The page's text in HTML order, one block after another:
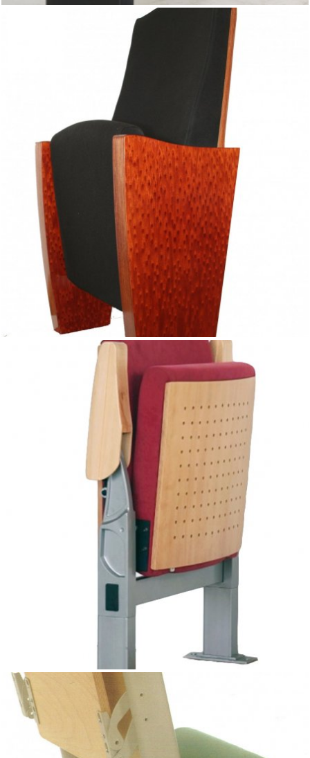
WYTRZYMAŁOŚĆ NA ODKSZTAŁCENIA.
POŁĄCZENIE NÓG FOTELA METALOWYM
MOSTKIEM ZAPEWNIA STABILNOŚĆ
I WYTRZYMAŁOŚĆ FOTELA ORAZ
SZTYWNOŚĆ CAŁYCH RZĘDÓW.
Fabryka Pomocy Naukowych z Kartuz wykona fotele
kinowe lub teatralne na zamówienie zgodnie z
wymaganiami inwestora.
Dopasujemy do wysokości stopni, szerokości
pomieszczenia lub innych wymagań. Mechanizm składania
siedziska dobrany będzie do Państwa potrzeb.
Wykończenia sklejkowe i tapicerowane posiadają
wymagane atesty.
Zapraszamy do kontaktu fpn@fpn.pl
Masz pytania? Zadzwoń!
(058) 681 03 57
lub (058) 681 03 58
Fotel AK PLUS przeznaczony do sal teatralnych,
konferencyjnych iwykładowych, w których jest do
wykorzystania niewiele przestrzenilub do sal
wielofunkcyjnych gdzie potrzebna jest zmiana
układuprzestrzennego sali. Fotel AK Plus można
zamontowac na systemiejezdnym umozliwiającym
przesunięcie rzędów foteli. Gdyfotel jest złożony jego
głębokość wynosi 20-22 cm.
Producent FPN Kartuzyzaprasza do kontaktu
(058) 681 03 57 do 58 lub meil fpn@fpn.pl